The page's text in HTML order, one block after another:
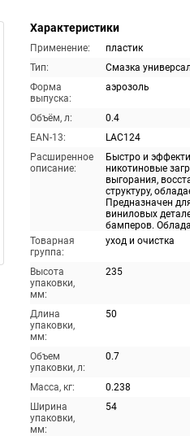
Характеристики
Применение:
пластик
Тип:
Смазка
Форма
выпуска:
аэрозоль
Объём, л:
0.4
EAN-13:
LAC124
Расширенное
описание:
Быстро и
никотиновые
выгорания,
структуру,
Предназначен
виниловых
бамперов.
Товарная
группа:
уход и очистка
Высота
упаковки,
мм:
235
Длина
упаковки,
мм:
50
Объем
упаковки, л:
0.7
Масса, кг:
0.238
Ширина
упаковки,
мм:
54